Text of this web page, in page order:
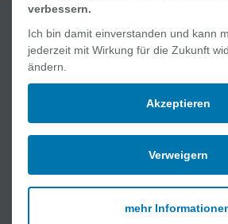
Quick Links
Geburt und Wochenbett
Medizinische Angebote
verbessern.
Ich bin damit einverstanden und kann
jederzeit mit Wirkung für die Zukunft
ändern.
Akzeptieren
Verweigern
mehr